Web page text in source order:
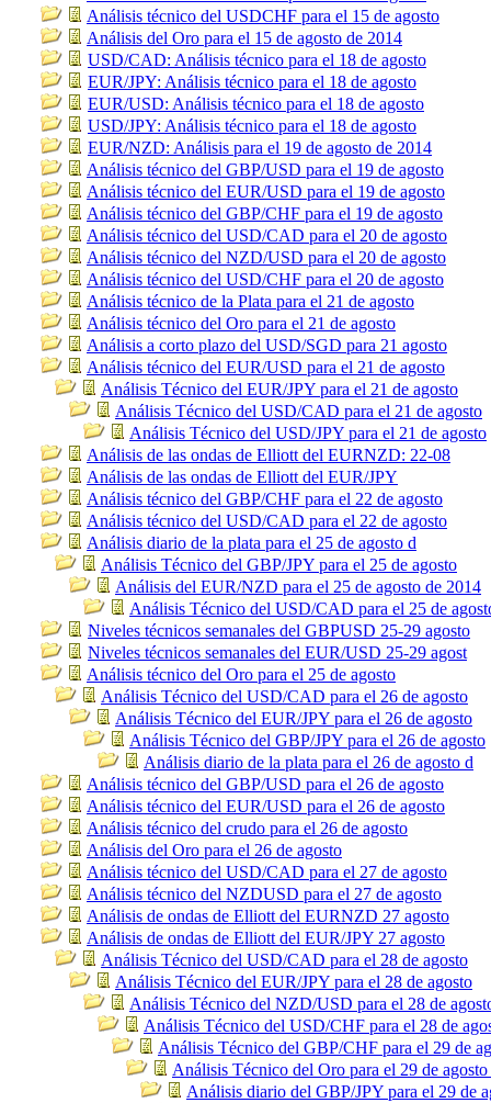
Análisis técnico del USDCHF para el 15 de agosto
Análisis del Oro para el 15 de agosto de 2014
USD/CAD: Análisis técnico para el 18 de agosto
EUR/JPY: Análisis técnico para el 18 de agosto
EUR/USD: Análisis técnico para el 18 de agosto
USD/JPY: Análisis técnico para el 18 de agosto
EUR/NZD: Análisis para el 19 de agosto de 2014
Análisis técnico del GBP/USD para el 19 de agosto
Análisis técnico del EUR/USD para el 19 de agosto
Análisis técnico del GBP/CHF para el 19 de agosto
Análisis técnico del USD/CAD para el 20 de agosto
Análisis técnico del NZD/USD para el 20 de agosto
Análisis técnico del USD/CHF para el 20 de agosto
Análisis técnico de la Plata para el 21 de agosto
Análisis técnico del Oro para el 21 de agosto
Análisis a corto plazo del USD/SGD para 21 agosto
Análisis técnico del EUR/USD para el 21 de agosto
Análisis Técnico del EUR/JPY para el 21 de agosto
Análisis Técnico del USD/CAD para el 21 de agosto
Análisis Técnico del USD/JPY para el 21 de agosto
Análisis de las ondas de Elliott del EURNZD: 22-08
Análisis de las ondas de Elliott del EUR/JPY
Análisis técnico del GBP/CHF para el 22 de agosto
Análisis técnico del USD/CAD para el 22 de agosto
Análisis diario de la plata para el 25 de agosto d
Análisis Técnico del GBP/JPY para el 25 de agosto
Análisis del EUR/NZD para el 25 de agosto de 2014
Análisis Técnico del USD/CAD para el 25 de
Niveles técnicos semanales del GBPUSD 25-29 agosto
Niveles técnicos semanales del EUR/USD 25-29 agost
Análisis técnico del Oro para el 25 de agosto
Análisis Técnico del USD/CAD para el 26 de agosto
Análisis Técnico del EUR/JPY para el 26 de agosto
Análisis Técnico del GBP/JPY para el 26 de agosto
Análisis diario de la plata para el 26 de agosto d
Análisis técnico del GBP/USD para el 26 de agosto
Análisis técnico del EUR/USD para el 26 de agosto
Análisis técnico del crudo para el 26 de agosto
Análisis del Oro para el 26 de agosto
Análisis técnico del USD/CAD para el 27 de agosto
Análisis técnico del NZDUSD para el 27 de agosto
Análisis de ondas de Elliott del EURNZD 27 agosto
Análisis de ondas de Elliott del EUR/JPY 27 agosto
Análisis Técnico del USD/CAD para el 28 de agosto
Análisis Técnico del EUR/JPY para el 28 de agosto
Análisis Técnico del NZD/USD para el 28 de
Análisis Técnico del USD/CHF para el 28 de
Análisis Técnico del GBP/CHF para el 29 de
Análisis Técnico del Oro para el 29 de agosto
Análisis diario del GBP/JPY para el 29 de